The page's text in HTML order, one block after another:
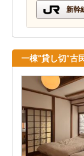
新幹
一棟”貸し切”古